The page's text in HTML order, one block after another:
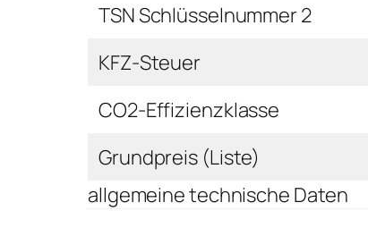
TSN Schlüsselnummer 2
KFZ-Steuer
CO2-Effizienzklasse
Grundpreis (Liste)
allgemeine technische Daten